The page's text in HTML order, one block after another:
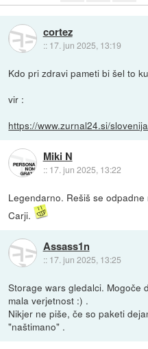
cortez
:: 17. jun 2025, 13:19
Kdo pri zdravi pameti bi šel to
vir :
https://www.zurnal24.si/
Miki N
:: 17. jun 2025, 13:22
Legendarno. Rešiš se
Carji.
Assass1n
:: 17. jun 2025, 13:25
Storage wars gledalci. Mogoče
mala verjetnost :) .
Nikjer ne piše, če so paketi
"naštimano" .